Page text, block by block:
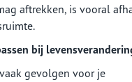
aftrekken, is vooral
bij
gevolgen voor je